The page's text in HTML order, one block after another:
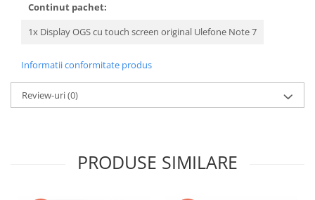
Continut pachet:
1x Display OGS cu touch screen original Ulefone Note 7
Informatii conformitate produs
Review-uri(0)
PRODUSE SIMILARE